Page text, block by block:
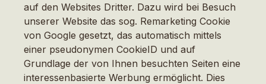
auf den Websites Dritter. Dazu wird bei Besuch
unserer Website das sog. Remarketing Cookie
von Google gesetzt, das automatisch mittels
einer pseudonymen CookieID und auf
Grundlage der von Ihnen besuchten Seiten eine
interessenbasierte Werbung ermöglicht. Dies